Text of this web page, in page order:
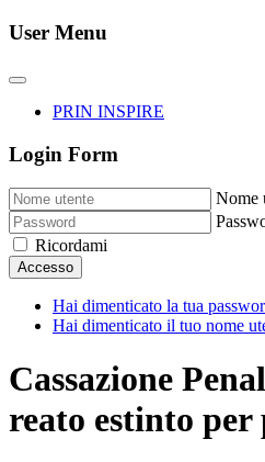
User Menu
PRIN INSPIRE
Login Form
Nome
Ricordami
Accesso
Hai dimenticato la tua
Hai dimenticato il tuo nome
Cassazione
reato estinto per